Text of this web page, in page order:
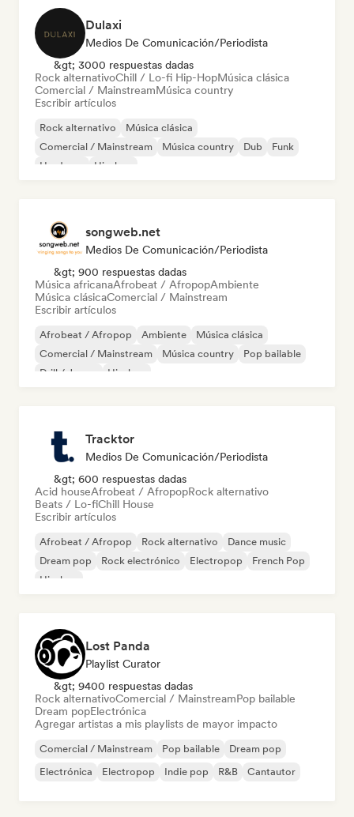
Dulaxi
Medios De Comunicación/Periodista
&gt; 3000 respuestas dadas
Rock alternativoChill / Lo-fi Hip-HopMúsica clásica
Comercial / MainstreamMúsica country
Escribir artículos
Rock alternativo
Música clásica
Comercial / Mainstream
Música country Dub
Funk
Hardcore
Hip-hop
songweb.net
Medios De Comunicación/Periodista
&gt; 900 respuestas dadas
Música africanaAfrobeat / AfropopAmbiente
Música clásicaComercial / Mainstream
Escribir artículos
Afrobeat / Afropop Ambiente
Música clásica
Comercial / Mainstream
Música country
Pop bailable
Drill / Jersey
Hip-hop
Tracktor
Medios De Comunicación/Periodista
&gt; 600 respuestas dadas
Acid houseAfrobeat / AfropopRock alternativo
Beats / Lo-fiChill House
Escribir artículos
Afrobeat / Afropop Rock alternativo
Dance music
Dream pop
Rock electrónico Electropop
French Pop
Hip-hop
Lost Panda
Playlist Curator
&gt; 9400 respuestas dadas
Rock alternativoComercial / MainstreamPop bailable
Dream popElectrónica
Agregar artistas a mis playlists de mayor impacto
Comercial / Mainstream Pop bailable
Dream pop
Electrónica
Electropop Indie pop R&B Cantautor